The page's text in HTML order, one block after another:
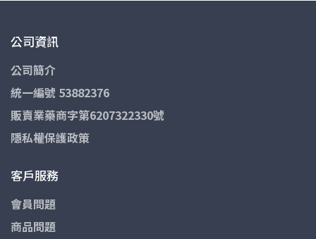
公司資訊
公司簡介
統一編號 53882376
販賣業藥商字第6207322330號
隱私權保護政策
客戶服務
會員問題
商品問題